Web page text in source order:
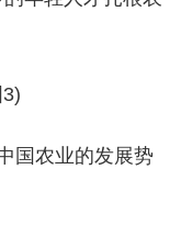
国农业的发展势